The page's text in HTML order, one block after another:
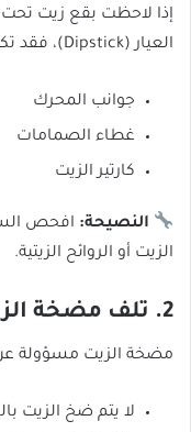
إذا لاحظت بقع زيت
العيار (Dipstick)، فقد تكون هناك تسريبات في:
جوانب المحرك
غطاء الصمامات
كارتير الزيت
النصيحة: افحص
الزيت أو الروائح الزيتية.
2. تلف مضخة الزيت
مضخة الزيت مسؤولة عن
لا يتم ضخ الزيت